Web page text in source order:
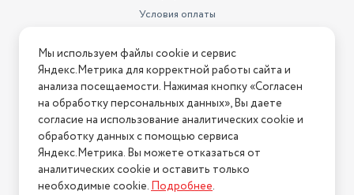
Условия оплаты
Условия возврата
Нашли ошибку на сайте? Напишите нам
2026 © Интернет-магазин "АстМаркет". У нас есть всё!
Политика конфиденциальности
Мы используем файлы cookie и сервис
Яндекс.Метрика для корректной работы сайта и
анализа посещаемости. Нажимая кнопку «Согласен
на обработку персональных данных», Вы даете
согласие на использование аналитических cookie и
обработку данных с помощью сервиса
Яндекс.Метрика. Вы можете отказаться от
аналитических cookie и оставить только
необходимые cookie.Подробнее.